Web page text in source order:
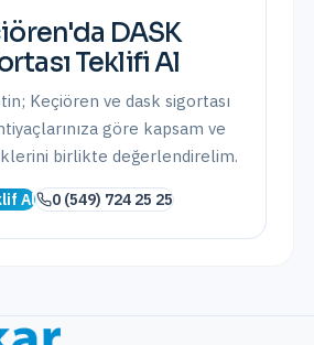
'da DASK
Teklifi Al
Keçiören ve dask sigortası
göre kapsam ve
birlikte değerlendirelim.
Al 0 (549) 724 25 25